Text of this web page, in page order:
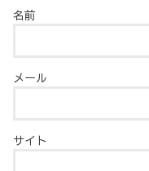
名前
メール
サイト